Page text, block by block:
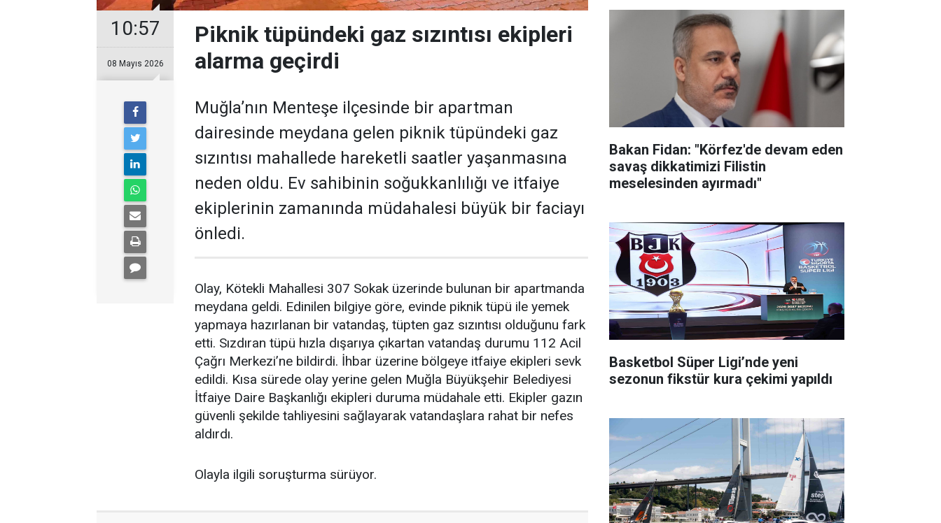
10:57
08 Mayıs 2026
Piknik tüpündeki gaz sızıntısı ekipleri
alarma geçirdi
Muğla’nın Menteşe ilçesinde bir apartman
dairesinde meydana gelen piknik tüpündeki gaz
sızıntısı mahallede hareketli saatler yaşanmasına
neden oldu. Ev sahibinin soğukkanlılığı ve itfaiye
ekiplerinin zamanında müdahalesi büyük bir faciayı
önledi.
Olay, Kötekli Mahallesi 307 Sokak üzerinde bulunan bir apartmanda
meydana geldi. Edinilen bilgiye göre, evinde piknik tüpü ile yemek
yapmaya hazırlanan bir vatandaş, tüpten gaz sızıntısı olduğunu fark
etti. Sızdıran tüpü hızla dışarıya çıkartan vatandaş durumu 112 Acil
Çağrı Merkezi’ne bildirdi. İhbar üzerine bölgeye itfaiye ekipleri sevk
edildi. Kısa sürede olay yerine gelen Muğla Büyükşehir Belediyesi
İtfaiye Daire Başkanlığı ekipleri duruma müdahale etti. Ekipler gazın
güvenli şekilde tahliyesini sağlayarak vatandaşlara rahat bir nefes
aldırdı.
Olayla ilgili soruşturma sürüyor.
Bakan Fidan: "Körfez'de devam eden
savaş dikkatimizi Filistin
meselesinden ayırmadı"
Basketbol Süper Ligi’nde yeni
sezonun fikstür kura çekimi yapıldı